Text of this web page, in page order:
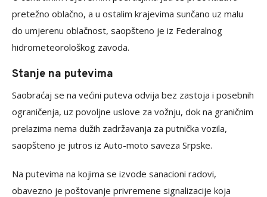
pretežno oblačno, a u ostalim krajevima sunčano uz malu
do umjerenu oblačnost, saopšteno je iz Federalnog
hidrometeorološkog zavoda.
Stanje na putevima
Saobraćaj se na većini puteva odvija bez zastoja i posebnih
ograničenja, uz povoljne uslove za vožnju, dok na graničnim
prelazima nema dužih zadržavanja za putnička vozila,
saopšteno je jutros iz Auto-moto saveza Srpske.
Na putevima na kojima se izvode sanacioni radovi,
obavezno je poštovanje privremene signalizacije koja